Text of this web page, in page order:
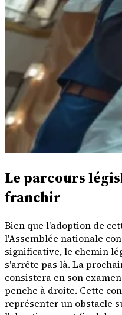
Le parcours
franchir
Bien que l'adoption de
l'Assemblée nationale
significative, le chemin
s'arrête pas là. La
consistera en son
penche à droite. Cette
représenter un obstacle